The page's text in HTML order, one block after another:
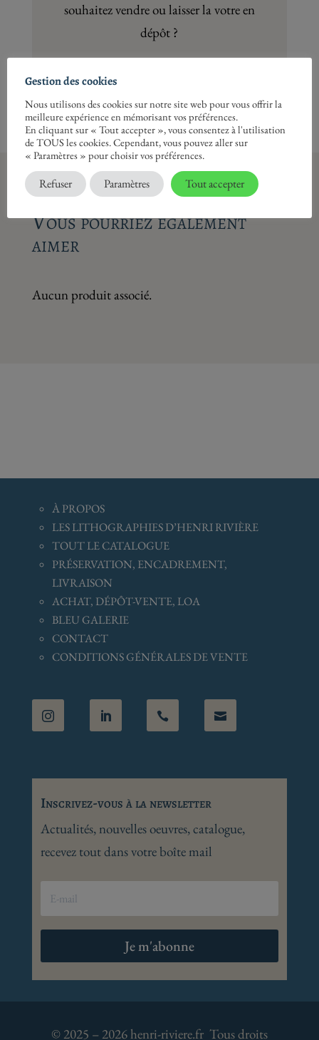
souhaitez vendre ou laisser la votre en
dépôt ?
Vous pourriez également
aimer
Aucun produit associé.
ÀPROPOS
LES LITHOGRAPHIES D’HENRI RIVIÈRE
TOUT LE CATALOGUE
PRÉSERVATION, ENCADREMENT,
LIVRAISON
ACHAT, DÉPÔT-VENTE, LOA
BLEU GALERIE
CONTACT
CONDITIONS GÉNÉRALESDE VENTE
   
Inscrivez-vous à la newsletter
Actualités, nouvelles oeuvres, catalogue,
recevez tout dans votre boîte mail
Je m'abonne
© 2025 – 2026 henri-riviere.fr Tous droits
Gestion des cookies
Nous utilisons des cookies sur notre site web pour vous offrir la
meilleure expérience en mémorisant vos préférences.
En cliquant sur « Tout accepter », vous consentez à l'utilisation
de TOUS les cookies. Cependant, vous pouvez aller sur
« Paramètres » pour choisir vos préférences.
Refuser Paramètres Tout accepter